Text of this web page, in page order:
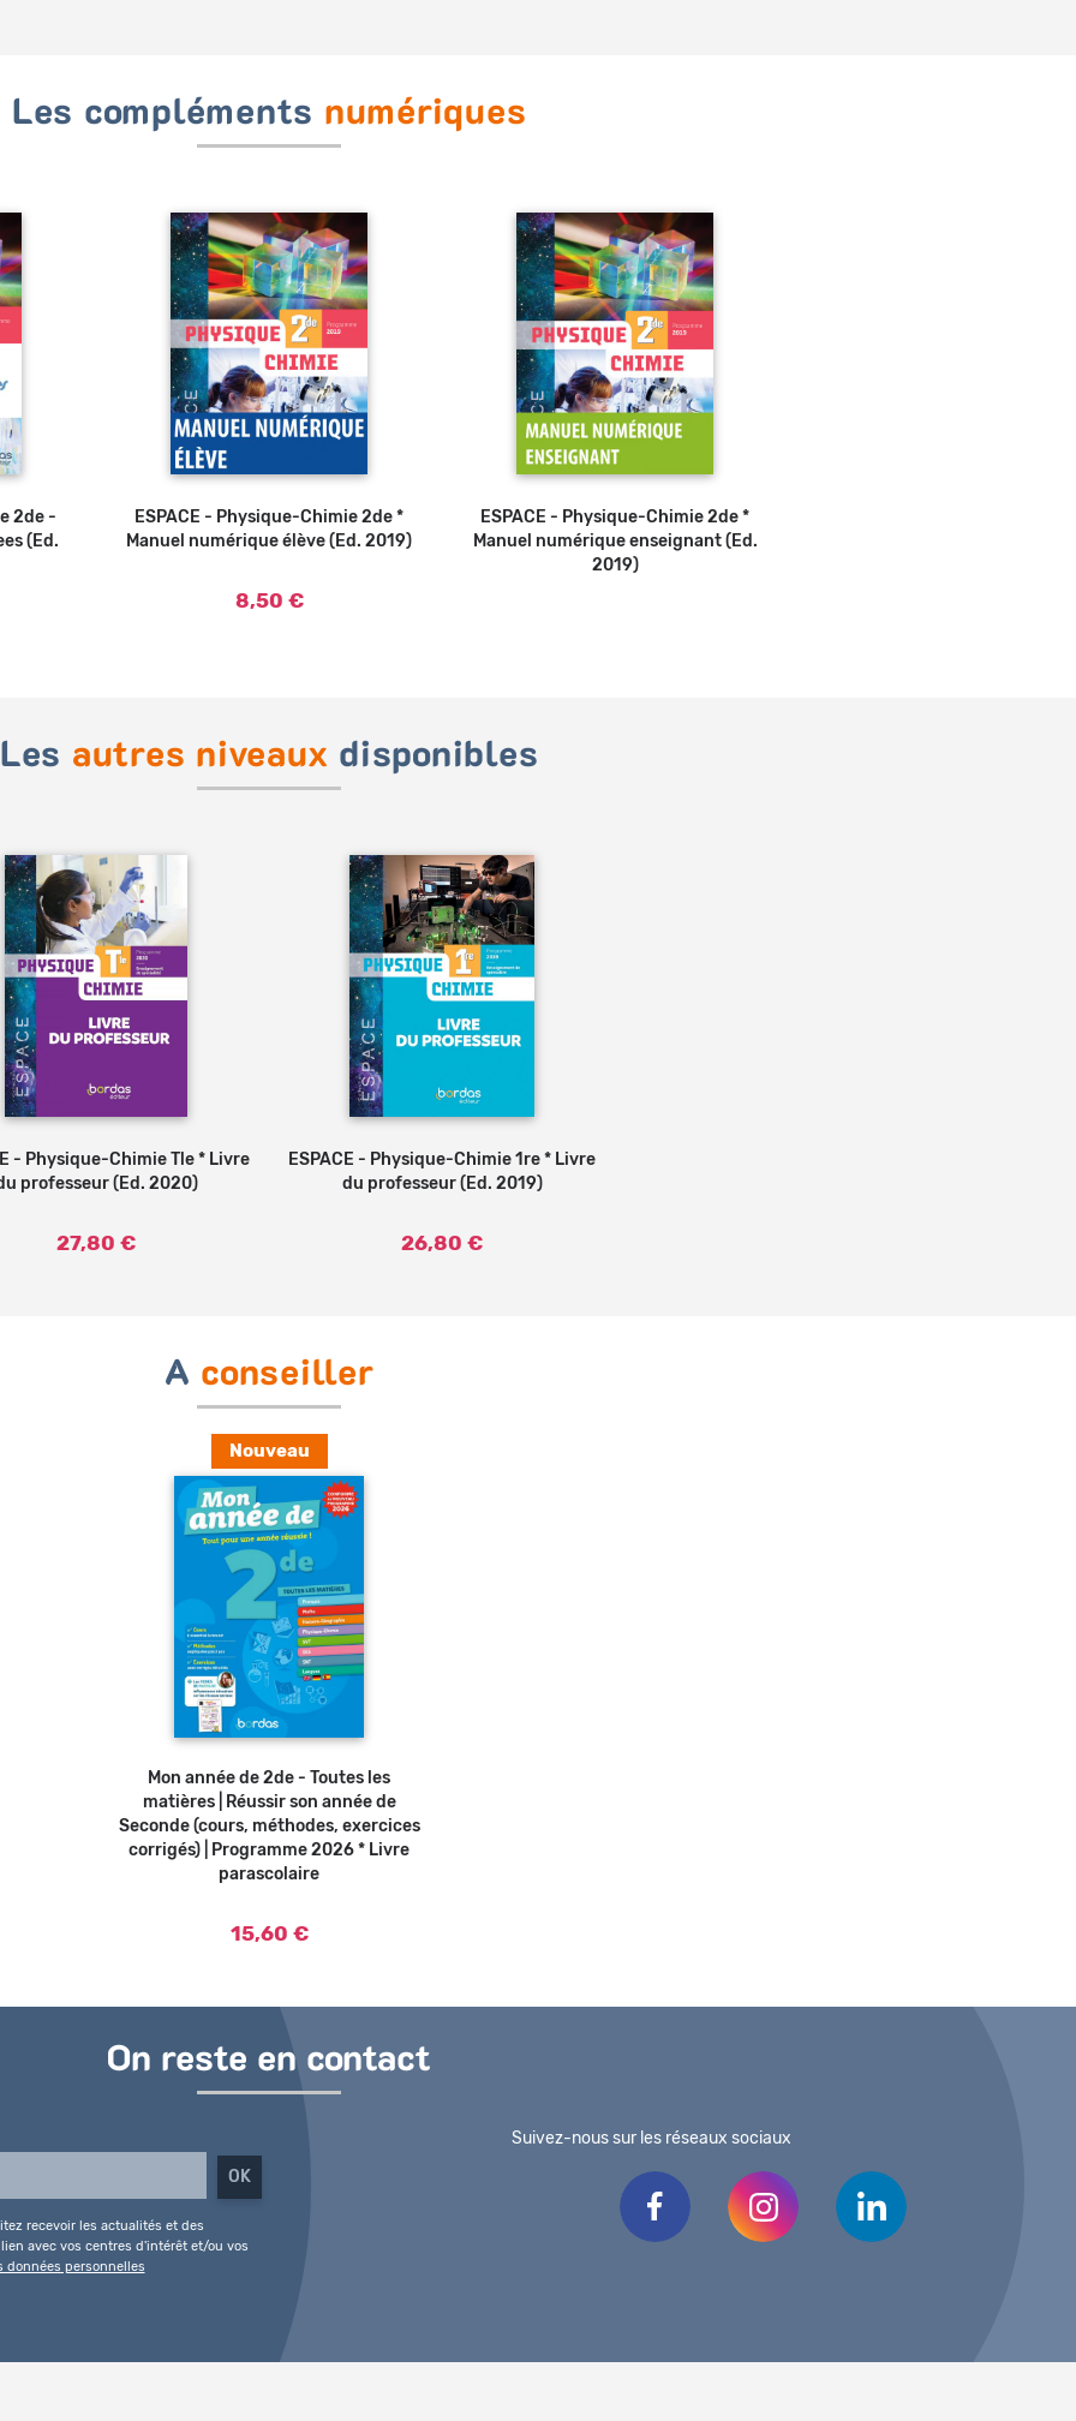
Les compléments numériques
2de -
(Ed.
Ajouter au panier
ESPACE - Physique-Chimie 2de *
Manuel numérique élève (Ed. 2019)
8,50 €
ESPACE - Physique-Chimie 2de *
Manuel numérique enseignant (Ed.
2019)
Les autres niveaux disponibles
Ajouter au panier
- Physique-Chimie Tle * Livre
professeur (Ed. 2020)
27,80 €
Ajouter au panier
ESPACE - Physique-Chimie 1re * Livre
du professeur (Ed. 2019)
26,80 €
A conseiller
Nouveau
Ajouter au panier
Mon année de 2de - Toutes les
matières | Réussir son année de
Seconde (cours, méthodes, exercices
corrigés) | Programme 2026 * Livre
parascolaire
15,60 €
On reste en contact
recevoir les actualités et des
avec vos centres d'intérêt et/ou vos
données personnelles
Suivez-nous sur les réseaux sociaux